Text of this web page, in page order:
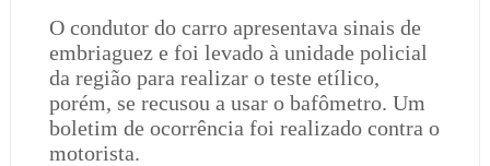
O condutor do carro apresentava sinais de
embriaguez e foi levado à unidade policial
da região para realizar o teste etílico,
porém, se recusou a usar o bafômetro. Um
boletim de ocorrência foi realizado contra o
motorista.